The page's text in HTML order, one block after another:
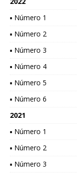
▪ Número 1
▪ Número 2
▪ Número 3
▪ Número 4
▪ Número 5
▪ Número 6
2021
▪ Número 1
▪ Número 2
▪ Número 3